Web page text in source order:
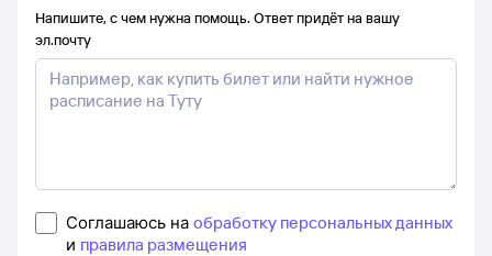
Напишите, с чем нужна помощь. Ответ придёт на вашу
эл.почту
Соглашаюсь на обработку персональных данных
и правила размещения